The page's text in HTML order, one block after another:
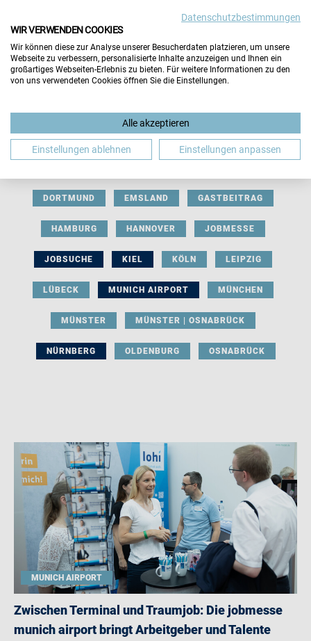
BERUFLICHE ORIENTIERUNG BEWERBUNG
DORTMUND EMSLAND GASTBEITRAG
HAMBURG HANNOVER JOBMESSE
JOBSUCHE KIEL KÖLN LEIPZIG
LÜBECK MUNICH AIRPORT MÜNCHEN
MÜNSTER MÜNSTER | OSNABRÜCK
NÜRNBERG OLDENBURG OSNABRÜCK
MUNICH AIRPORT
Zwischen Terminal und Traumjob: Die jobmesse
munich airport bringt Arbeitgeber und Talente
Datenschutzbestimmungen
WIR VERWENDEN COOKIES
Wir können diese zur Analyse unserer Besucherdaten platzieren, um unsere
Webseite zu verbessern, personalisierte Inhalte anzuzeigen und Ihnen ein
großartiges Webseiten-Erlebnis zu bieten. Für weitere Informationen zu den
von uns verwendeten Cookies öffnen Sie die Einstellungen.
Alle akzeptieren
Einstellungen ablehnen Einstellungen anpassen